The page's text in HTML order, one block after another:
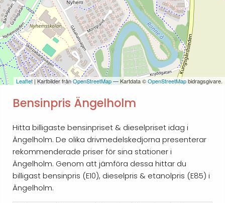
Leaflet | Kartbilder frånOpenStreetMap— Kartdata ©OpenStreetMapbidragsgivare.
Bensinpris Ängelholm
Hitta billigaste bensinpriset & dieselpriset idag i
Ängelholm. De olika drivmedelskedjorna presenterar
rekommenderade priser för sina stationer i
Ängelholm. Genom att jämföra dessa hittar du
billigast bensinpris (E10), dieselpris & etanolpris (E85) i
Ängelholm.